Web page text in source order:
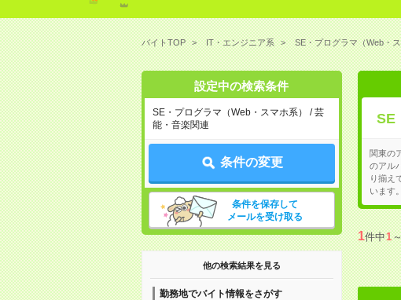
バイトTOP IT・エンジニア系 SE・プログラマ（Web・
設定中の検索条件
SE・プログラマ（Web・スマホ系） / 芸
能・音楽関連
条件の変更
条件を保存して
メールを受け取る
他の検索結果を見る
勤務地でバイト情報をさがす
SE
関東の
のアル
り揃え
います。
1件中1